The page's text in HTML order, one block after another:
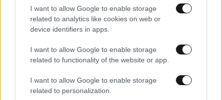
I want to allow Google to enable storage
related to analytics like cookies on web or
device identifiers in apps.
I want to allow Google to enable storage
related to functionality of the website or app.
I want to allow Google to enable storage
related to personalization.
ξεφύγουν οι καταστάσεις τώρα που θα νιώθουν
συνεχώς και πιο δυνατοί
TRENDING